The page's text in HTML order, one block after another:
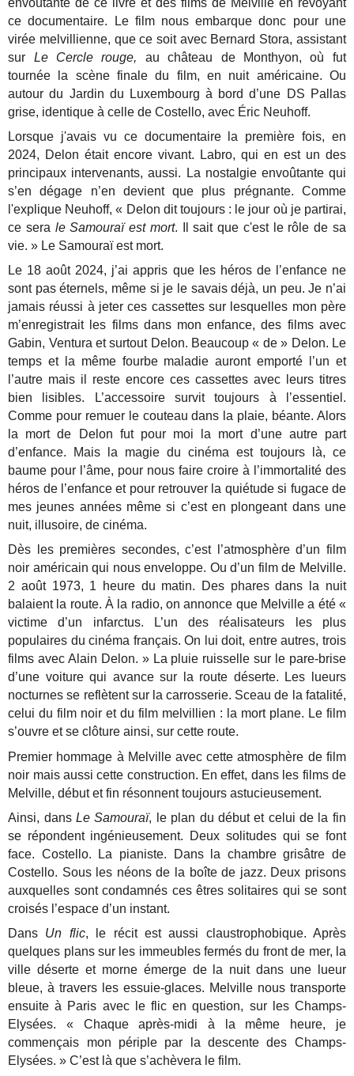
envoûtante de ce livre et des films de Melville en revoyant
ce documentaire. Le film nous embarque donc pour une
virée melvillienne, que ce soit avec Bernard Stora, assistant
sur Le Cercle rouge, au château de Monthyon, où fut
tournée la scène finale du film, en nuit américaine. Ou
autour du Jardin du Luxembourg à bord d’une DS Pallas
grise, identique à celle de Costello, avec Éric Neuhoff.
Lorsque j'avais vu ce documentaire la première fois, en
2024, Delon était encore vivant. Labro, qui en est un des
principaux intervenants, aussi. La nostalgie envoûtante qui
s’en dégage n’en devient que plus prégnante. Comme
l'explique Neuhoff, « Delon dit toujours : le jour où je partirai,
ce sera le Samouraï est mort. Il sait que c'est le rôle de sa
vie. » Le Samouraï est mort.
Le 18 août 2024, j’ai appris que les héros de l’enfance ne
sont pas éternels, même si je le savais déjà, un peu. Je n’ai
jamais réussi à jeter ces cassettes sur lesquelles mon père
m’enregistrait les films dans mon enfance, des films avec
Gabin, Ventura et surtout Delon. Beaucoup « de » Delon. Le
temps et la même fourbe maladie auront emporté l’un et
l’autre mais il reste encore ces cassettes avec leurs titres
bien lisibles. L’accessoire survit toujours à l’essentiel.
Comme pour remuer le couteau dans la plaie, béante. Alors
la mort de Delon fut pour moi la mort d’une autre part
d’enfance. Mais la magie du cinéma est toujours là, ce
baume pour l’âme, pour nous faire croire à l’immortalité des
héros de l’enfance et pour retrouver la quiétude si fugace de
mes jeunes années même si c’est en plongeant dans une
nuit, illusoire, de cinéma.
Dès les premières secondes, c’est l’atmosphère d’un film
noir américain qui nous enveloppe. Ou d’un film de Melville.
2 août 1973, 1 heure du matin. Des phares dans la nuit
balaient la route. À la radio, on annonce que Melville a été «
victime d’un infarctus. L’un des réalisateurs les plus
populaires du cinéma français. On lui doit, entre autres, trois
films avec Alain Delon. » La pluie ruisselle sur le pare-brise
d’une voiture qui avance sur la route déserte. Les lueurs
nocturnes se reflètent sur la carrosserie. Sceau de la fatalité,
celui du film noir et du film melvillien : la mort plane. Le film
s’ouvre et se clôture ainsi, sur cette route.
Premier hommage à Melville avec cette atmosphère de film
noir mais aussi cette construction. En effet, dans les films de
Melville, début et fin résonnent toujours astucieusement.
Ainsi, dans Le Samouraï, le plan du début et celui de la fin
se répondent ingénieusement. Deux solitudes qui se font
face. Costello. La pianiste. Dans la chambre grisâtre de
Costello. Sous les néons de la boîte de jazz. Deux prisons
auxquelles sont condamnés ces êtres solitaires qui se sont
croisés l’espace d’un instant.
Dans Un flic, le récit est aussi claustrophobique. Après
quelques plans sur les immeubles fermés du front de mer, la
ville déserte et morne émerge de la nuit dans une lueur
bleue, à travers les essuie-glaces. Melville nous transporte
ensuite à Paris avec le flic en question, sur les Champs-
Elysées. « Chaque après-midi à la même heure, je
commençais mon périple par la descente des Champs-
Elysées. » C’est là que s’achèvera le film.